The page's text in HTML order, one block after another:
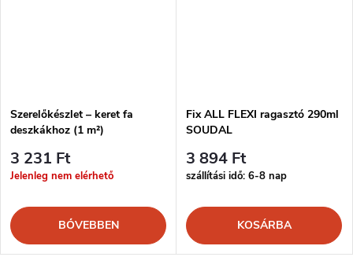
Szerelőkészlet – keret fa
deszkákhoz (1 m²)
3 231 Ft
Jelenleg nem elérhető
BŐVEBBEN
Fix ALL FLEXI ragasztó 290ml
SOUDAL
3 894 Ft
szállítási idő: 6-8 nap
KOSÁRBA